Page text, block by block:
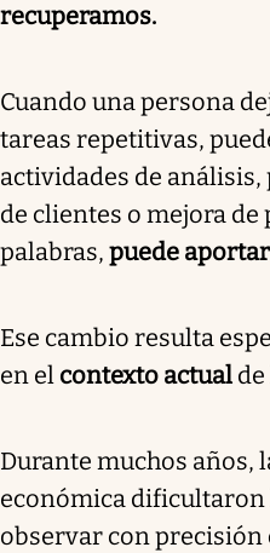
recuperamos.
Cuando una persona
tareas repetitivas,
actividades de
de clientes o mejora de
palabras, puede
Ese cambio resulta
en el contexto actual
Durante muchos años,
económica dificultaron
observar con